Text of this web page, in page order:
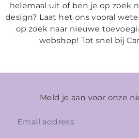
helemaal uit of ben je op zoek
design? Laat het ons vooral
op zoek naar nieuwe
webshop! Tot snel bij
Meld je aan voor onze